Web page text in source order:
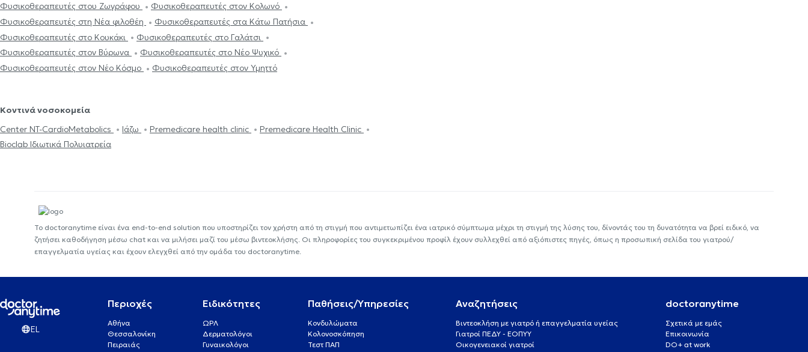
Φυσικοθεραπευτές στου Ζωγράφου
Φυσικοθεραπευτές στον Κολωνό
Φυσικοθεραπευτές στη Νέα φιλοθέη
Φυσικοθεραπευτές στα Κάτω Πατήσια
Φυσικοθεραπευτές στο Κουκάκι
Φυσικοθεραπευτές στο Γαλάτσι
Φυσικοθεραπευτές στον Βύρωνα
Φυσικοθεραπευτές στο Νέο Ψυχικό
Φυσικοθεραπευτές στον Νέο Κόσμο
Φυσικοθεραπευτές στον Υμηττό
Κοντινά νοσοκομεία
Center NT-CardioMetabolics
Ιάζω Premedicare health clinic
Premedicare Health Clinic
Bioclab Ιδιωτικά Πολυιατρεία
Το doctoranytime είναι ένα end-to-end solution που υποστηρίζει τον χρήστη από τη στιγμή που αντιμετωπίζει ένα ιατρικό σύμπτωμα μέχρι τη στιγμή της λύσης του, δίνοντάς του τη δυνατότητα να βρεί ειδικό, να
ζητήσει καθοδήγηση μέσω chat και να μιλήσει μαζί του μέσω βιντεοκλήσης. Οι πληροφορίες του συγκεκριμένου προφίλ έχουν συλλεχθεί από αξιόπιστες πηγές, όπως η προσωπική σελίδα του γιατρού/
επαγγελματία υγείας και έχουν ελεγχθεί από την ομάδα του doctoranytime.
EL
Περιοχές
Αθήνα
Θεσσαλονίκη
Πειραιάς
Ειδικότητες
ΩΡΛ
Δερματολόγοι
Γυναικολόγοι
Παθήσεις/Υπηρεσίες
Κονδυλώματα
Κολονοσκόπηση
Τεστ ΠΑΠ
Αναζητήσεις
Βιντεοκλήση με γιατρό ή επαγγελματία υγείας
Γιατροί ΠΕΔΥ - ΕΟΠΥΥ
Οικογενειακοί γιατροί
doctoranytime
Σχετικά με εμάς
Επικοινωνία
DO+ at work